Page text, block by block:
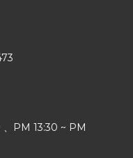
PM 13:30 ~ PM